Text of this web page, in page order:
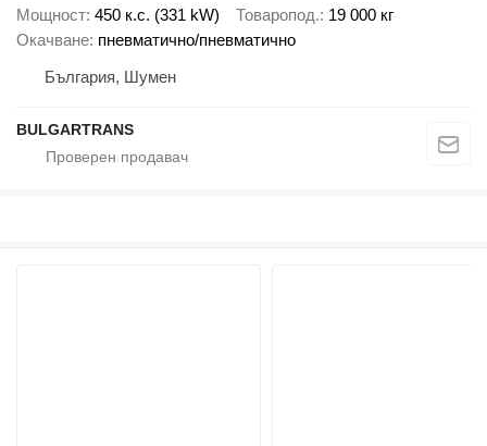
Мощност 450 к.с. (331 kW) Товаропод. 19 000 кг
Окачване пневматично/пневматично
България, Шумен
BULGARTRANS